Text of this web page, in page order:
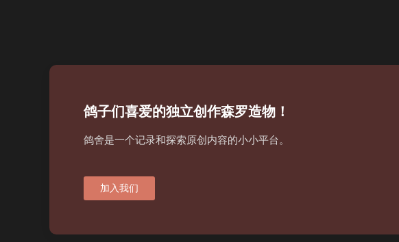
鸽子们喜爱的独立创作森罗造物！
鸽舍是一个记录和探索原创内容的小小平台。
加入我们